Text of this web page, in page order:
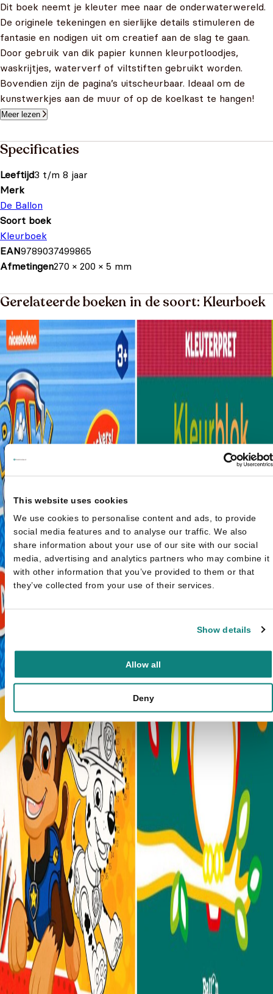
This website uses cookies
We use cookies to personalise content and ads, to provide
social media features and to analyse our traffic. We also
share information about your use of our site with our social
media, advertising and analytics partners who may combine it
with other information that you’ve provided to them or that
they’ve collected from your use of their services.
Show details
Allow all
Deny
Dit boek neemt je kleuter mee naar de onderwaterwereld.
De originele tekeningen en sierlijke details stimuleren de
fantasie en nodigen uit om creatief aan de slag te gaan.
Door gebruik van dik papier kunnen kleurpotloodjes,
waskrijtjes, waterverf of viltstiften gebruikt worden.
Bovendien zijn de pagina’s uitscheurbaar. Ideaal om de
kunstwerkjes aan de muur of op de koelkast te hangen!
Meer lezen
Specificaties
Leeftijd3 t/m 8 jaar
Merk
De Ballon
Soort boek
Kleurboek
EAN9789037499865
Afmetingen270 × 200 × 5 mm
Gerelateerde boeken in de soort: Kleurboek